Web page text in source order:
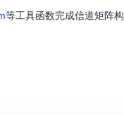
等工具函数完成信道矩阵构